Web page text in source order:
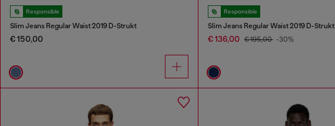
Responsible
Slim Jeans Regular Waist 2019 D-Strukt
€ 150,00
Responsible
Slim Jeans Regular Waist 2019 D-Strukt
€ 136,00 € 195,00 -30%